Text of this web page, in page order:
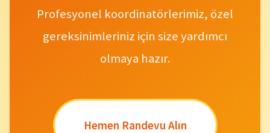
Profesyonel koordinatörlerimiz, özel
gereksinimleriniz için size yardımcı
olmaya hazır.
Hemen Randevu Alın